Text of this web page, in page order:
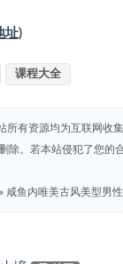
址)
课程大全
所有资源均为互联网收
除。若本站侵犯了您的
» 咸鱼内唯美古风美型男